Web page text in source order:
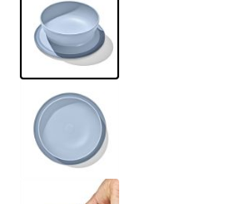
View larger image
View larger image